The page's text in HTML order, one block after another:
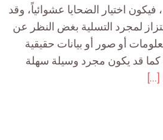
فيكون اختيار الضحايا عشوائياً، وقد
لمجرد التسلية بغض النظر عن
أو صور أو بيانات حقيقية
كما قد يكون مجرد وسيلة سهلة
[…]